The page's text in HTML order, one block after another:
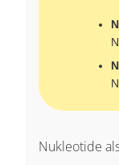
Nukleotide